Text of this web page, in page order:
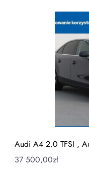
Audi A4 2.0 TFSI ,
37 500,00zł